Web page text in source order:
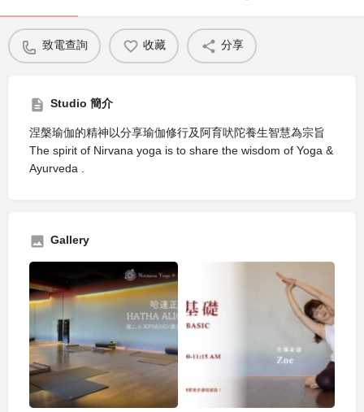
致電查詢 收藏 分享
Studio 簡介
涅槃瑜伽的精神以分享瑜伽修行及阿育吠陀養生智慧為宗旨
The spirit of Nirvana yoga is to share the wisdom of Yoga &
Ayurveda .
Gallery